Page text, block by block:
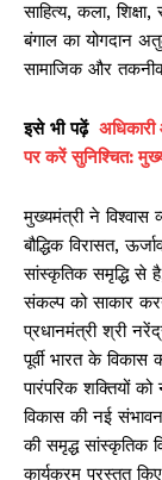
साहित्य, कला,
बंगाल का योगदान
सामाजिक और
इसे भी पढ़ें
पर करें सुनिश्चित:
मुख्यमंत्री ने विश्वास
बौद्धिक विरासत,
सांस्कृतिक समृद्धि से
संकल्प को साकार
प्रधानमंत्री श्री
पूर्वी भारत के
पारंपरिक शक्तियों
विकास की नई
की समृद्ध सांस्कृतिक
कार्यक्रम प्रस्तुत